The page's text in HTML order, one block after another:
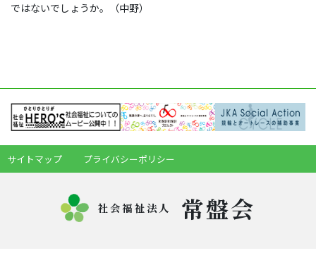
ではないでしょうか。（中野）
サイトマップ プライバシーポリシー
社会福祉法人 常盤会